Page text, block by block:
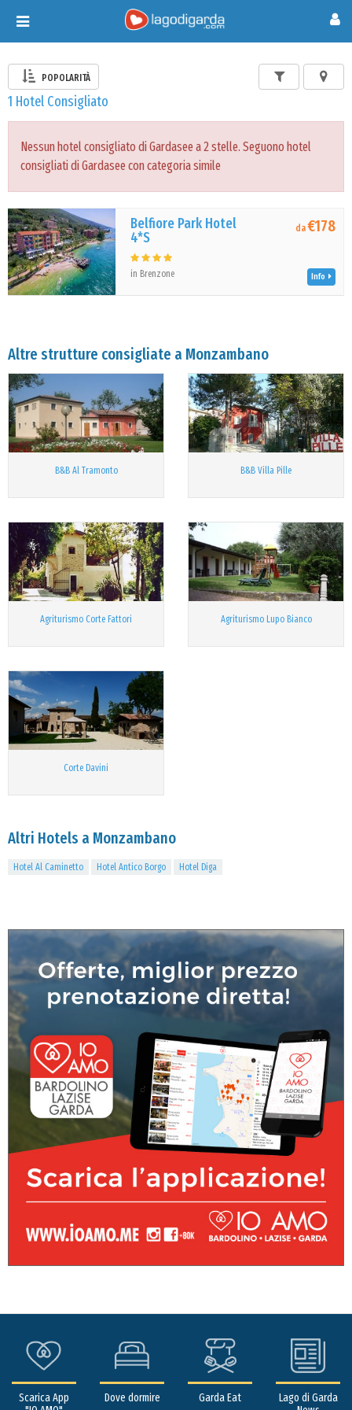
Toggle
navigation
POPOLARITÀ
1 Hotel Consigliato
Nessun hotel consigliato di Gardasee a 2 stelle. Seguono hotel
consigliati di Gardasee con categoria simile
Belfiore Park Hotel
4*S
in Brenzone
da€178
Info
Altre strutture consigliate a Monzambano
B&B Al Tramonto B&B Villa Pille
Agriturismo Corte Fattori Agriturismo Lupo Bianco
Corte Davini
Altri Hotels a Monzambano
Hotel Al Caminetto Hotel Antico Borgo Hotel Diga
Scarica App
Dove dormire Garda Eat
Lago di Garda